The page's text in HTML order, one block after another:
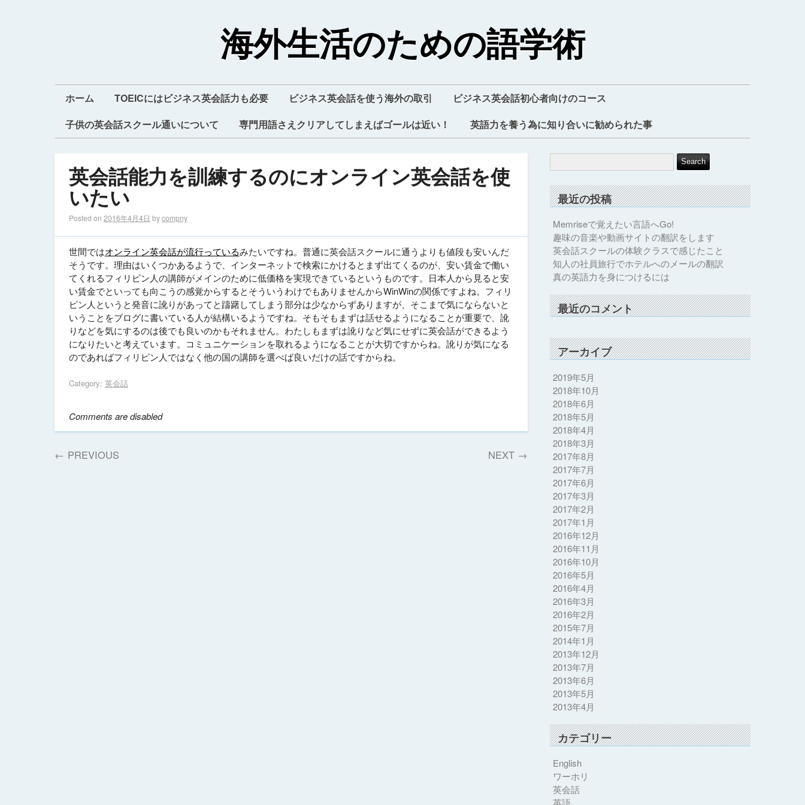
海外生活のための語学術
ホーム TOEICにはビジネス英会話力も必要 ビジネス英会話を使う海外の取引
ビジネス英会話初心者向けのコース
子供の英会話スクール通いについて
専門用語さえクリアしてしまえばゴールは近い！ 英語力を養う為に知り合いに勧められた事
英会話能力を訓練するのにオンライン英会話を使
いたい
Posted on 2016年4月4日 bycompny
世間ではオンライン英会話が流行っているみたいですね。普通に英会話スクールに通うよりも値段も安いんだ
そうです。理由はいくつかあるようで、インターネットで検索にかけるとまず出てくるのが、安い賃金で働い
てくれるフィリピン人の講師がメインのために低価格を実現できているというものです。日本人から見ると安
い賃金でといっても向こうの感覚からするとそういうわけでもありませんからWinWinの関係ですよね。フィリ
ピン人というと発音に訛りがあってと躊躇してしまう部分は少なからずありますが、そこまで気にならないと
いうことをブログに書いている人が結構いるようですね。そもそもまずは話せるようになることが重要で、訛
りなどを気にするのは後でも良いのかもそれません。わたしもまずは訛りなど気にせずに英会話ができるよう
になりたいと考えています。コミュニケーションを取れるようになることが大切ですからね。訛りが気になる
のであればフィリピン人ではなく他の国の講師を選べば良いだけの話ですからね。
Category: 英会話
Comments are disabled
← PREVIOUS NEXT →
最近の投稿
Memriseで覚えたい言語へGo!
趣味の音楽や動画サイトの翻訳をします
英会話スクールの体験クラスで感じたこと
知人の社員旅行でホテルへのメールの翻訳
真の英語力を身につけるには
最近のコメント
アーカイブ
2019年5月
2018年10月
2018年6月
2018年5月
2018年4月
2018年3月
2017年8月
2017年7月
2017年6月
2017年3月
2017年2月
2017年1月
2016年12月
2016年11月
2016年10月
2016年5月
2016年4月
2016年3月
2016年2月
2015年7月
2014年1月
2013年12月
2013年7月
2013年6月
2013年5月
2013年4月
カテゴリー
English
ワーホリ
英会話